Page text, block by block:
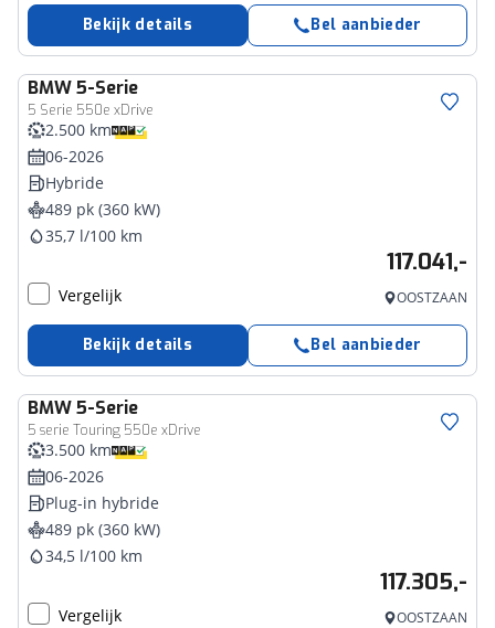
Bekijk details Bel aanbieder
BMW5-Serie
5 Serie 550e xDrive
2.500 km
06-2026
Hybride
489 pk (360 kW)
35,7 l/100 km
117.041,-
Vergelijk OOSTZAAN
Bekijk details Bel aanbieder
BMW5-Serie
5 serie Touring 550e xDrive
3.500 km
06-2026
Plug-in hybride
489 pk (360 kW)
34,5 l/100 km
117.305,-
Vergelijk OOSTZAAN